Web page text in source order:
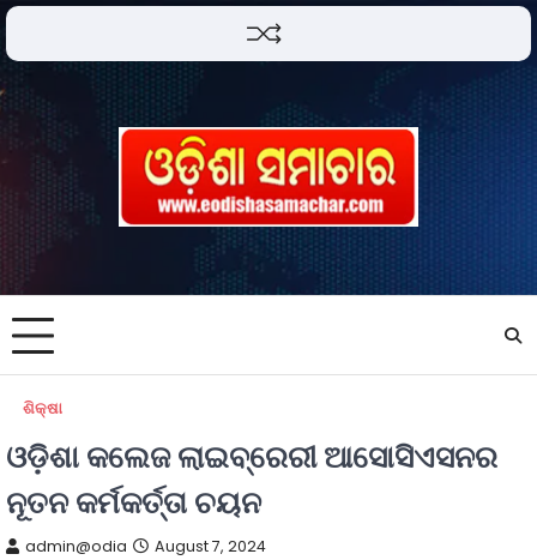
ଶିକ୍ଷା
ଓଡ଼ିଶା କଲେଜ ଲାଇବ୍ରେରୀ ଆସୋସିଏସନର
ନୂତନ କର୍ମକର୍ତ୍ତା ଚୟନ
admin@odia August 7, 2024